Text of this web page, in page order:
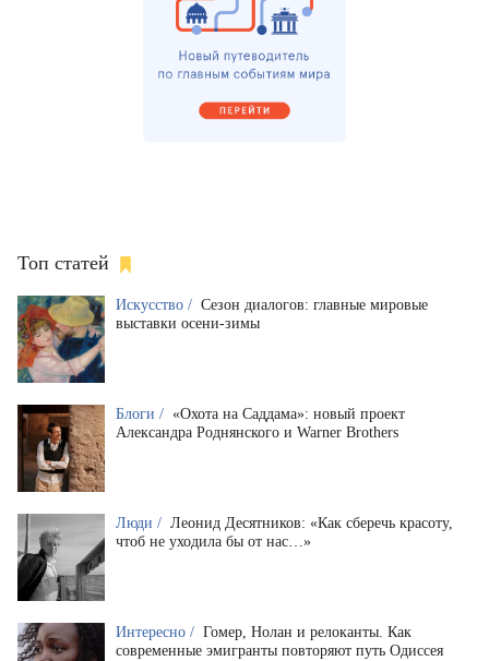
Топ статей
Искусство / Сезон диалогов: главные мировые
выставки осени-зимы
Блоги / «Охота на Саддама»: новый проект
Александра Роднянского и Warner Brothers
Люди / Леонид Десятников: «Как сберечь красоту,
чтоб не уходила бы от нас…»
Интересно / Гомер, Нолан и релоканты. Как
современные эмигранты повторяют путь Одиссея